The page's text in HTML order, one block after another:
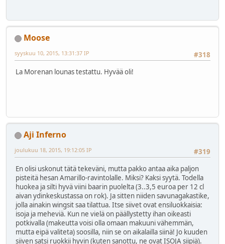
Moose
#318
syyskuu 10, 2015, 13:31:37 IP
La Morenan lounas testattu. Hyvää oli!
Aji Inferno
#319
joulukuu 18, 2015, 19:12:05 IP
En olisi uskonut tätä tekeväni, mutta pakko antaa aika paljon
pisteitä hesan Amarillo-ravintolalle. Miksi? Kaksi syytä. Todella
huokea ja silti hyvä viini baarin puolelta (3..3,5 euroa per 12 cl
aivan ydinkeskustassa on rok). Ja sitten niiden savunagakastike,
jolla ainakin wingsit saa tilattua. Itse siivet ovat ensiluokkaisia:
isoja ja meheviä. Kun ne vielä on päällystetty ihan oikeasti
potkivalla (makeutta voisi olla omaan makuuni vähemmän,
mutta eipä valiteta) soosilla, niin se on aikalailla siinä! Jo kuuden
siiven satsi ruokkii hyvin (kuten sanottu, ne ovat ISOJA siipiä).